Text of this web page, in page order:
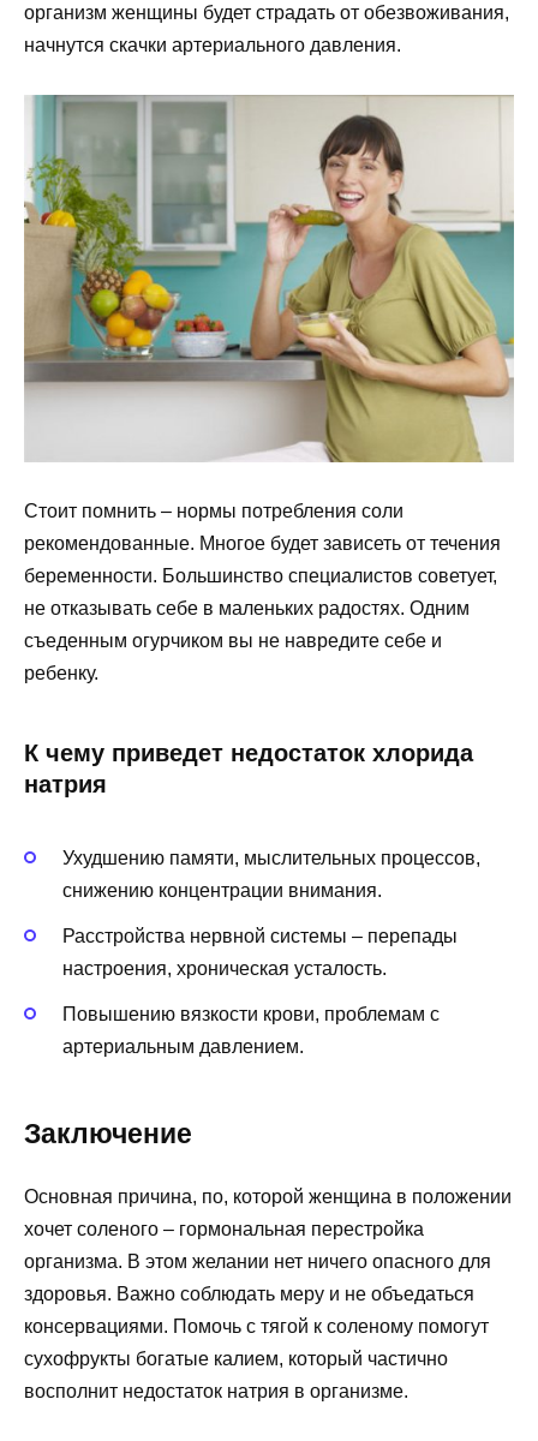
организм женщины будет страдать от обезвоживания,
начнутся скачки артериального давления.
Стоит помнить – нормы потребления соли
рекомендованные. Многое будет зависеть от течения
беременности. Большинство специалистов советует,
не отказывать себе в маленьких радостях. Одним
съеденным огурчиком вы не навредите себе и
ребенку.
К чему приведет недостаток хлорида
натрия
Ухудшению памяти, мыслительных процессов,
снижению концентрации внимания.
Расстройства нервной системы – перепады
настроения, хроническая усталость.
Повышению вязкости крови, проблемам с
артериальным давлением.
Заключение
Основная причина, по, которой женщина в положении
хочет соленого – гормональная перестройка
организма. В этом желании нет ничего опасного для
здоровья. Важно соблюдать меру и не объедаться
консервациями. Помочь с тягой к соленому помогут
сухофрукты богатые калием, который частично
восполнит недостаток натрия в организме.